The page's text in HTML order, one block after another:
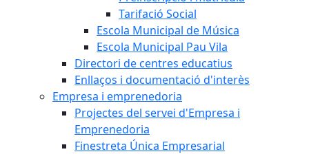
Tarifació Social
Escola Municipal de Música
Escola Municipal Pau Vila
Directori de centres educatius
Enllaços i documentació d'interès
Empresa i emprenedoria
Projectes del servei d'Empresa i
Emprenedoria
Finestreta Única Empresarial